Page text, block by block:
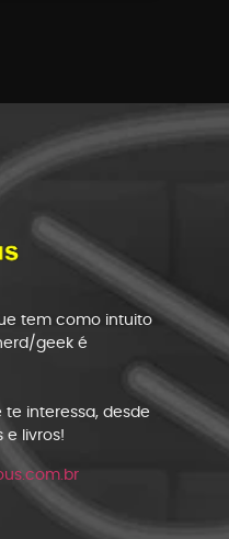
tem como intuito
geek é
interessa, desde
e livros!